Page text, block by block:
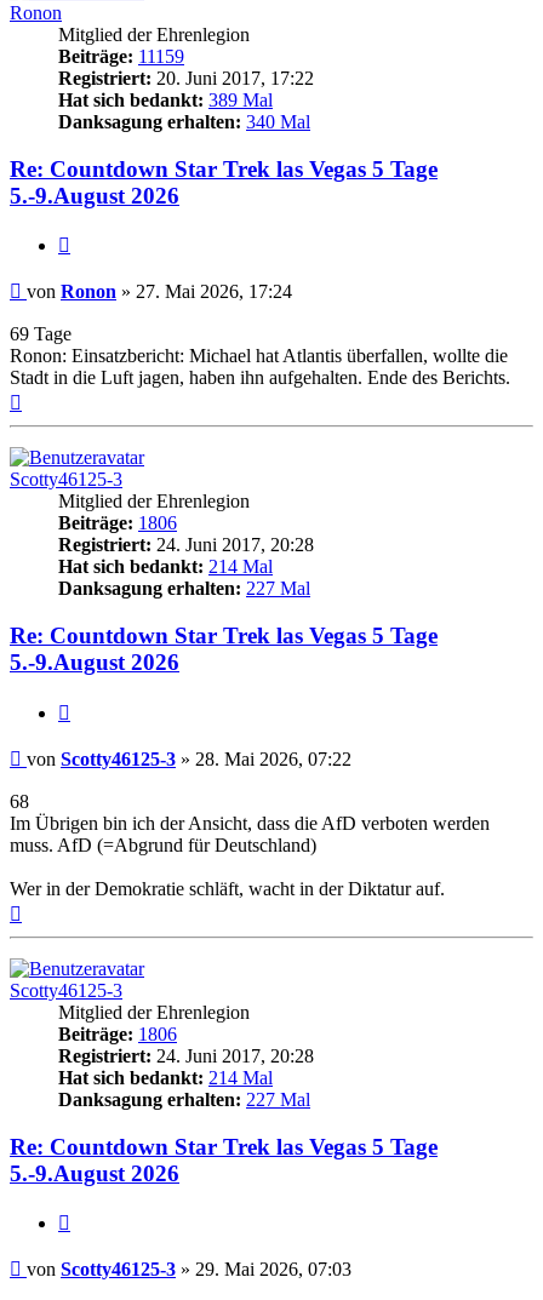
Ronon
Mitglied der Ehrenlegion
Beiträge: 11159
Registriert: 20. Juni 2017, 17:22
Hat sich bedankt: 389 Mal
Danksagung erhalten: 340 Mal
Re: Countdown Star Trek las Vegas 5 Tage
5.-9.August 2026
Beitrag
von Ronon » 27. Mai 2026, 17:24
69 Tage
Ronon: Einsatzbericht: Michael hat Atlantis überfallen, wollte die
Stadt in die Luft jagen, haben ihn aufgehalten. Ende des Berichts.
Scotty46125-3
Mitglied der Ehrenlegion
Beiträge: 1806
Registriert: 24. Juni 2017, 20:28
Hat sich bedankt: 214 Mal
Danksagung erhalten: 227 Mal
Re: Countdown Star Trek las Vegas 5 Tage
5.-9.August 2026
Beitrag
von Scotty46125-3 » 28. Mai 2026, 07:22
68
Im Übrigen bin ich der Ansicht, dass die AfD verboten werden
muss. AfD (=Abgrund für Deutschland)
Wer in der Demokratie schläft, wacht in der Diktatur auf.
Scotty46125-3
Mitglied der Ehrenlegion
Beiträge: 1806
Registriert: 24. Juni 2017, 20:28
Hat sich bedankt: 214 Mal
Danksagung erhalten: 227 Mal
Re: Countdown Star Trek las Vegas 5 Tage
5.-9.August 2026
Beitrag
von Scotty46125-3 » 29. Mai 2026, 07:03